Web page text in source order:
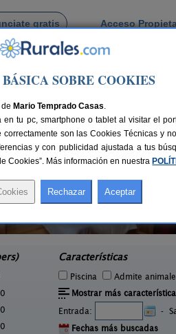
gratis Acceso
Miguelo
Características
Piscina Admite
Mostrar más
Entrada:
-
Fechas más buscadas
SOBRE COOKIES
Mario Temprado Casas.
tu pc, smartphone o tablet al visitar el
son las Cookies Técnicas y
y con publicidad ajustada a tus
Cookies”. Más información en nuestra